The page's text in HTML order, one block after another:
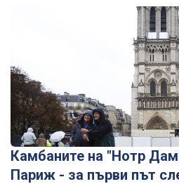
Камбаните на "Нотр
Париж - за първи път